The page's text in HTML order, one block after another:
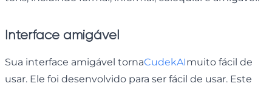
Interface amigável
Sua interface amigável tornaCudekAImuito fácil de
usar. Ele foi desenvolvido para ser fácil de usar. Este